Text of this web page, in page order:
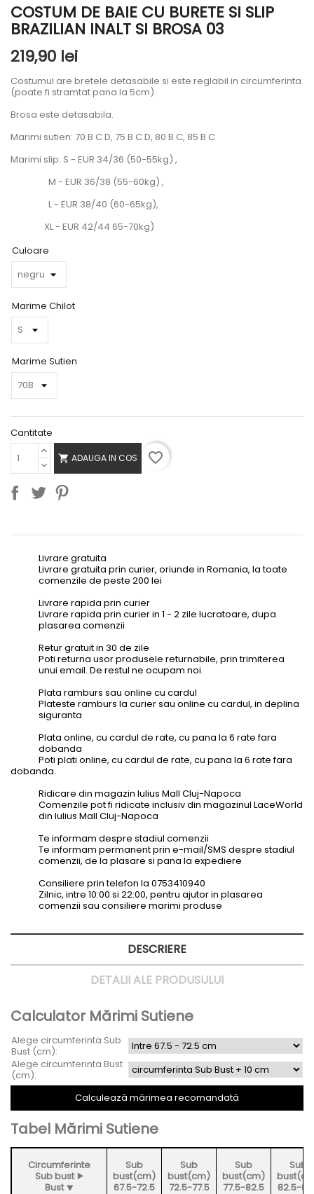
COSTUM DE BAIE CU BURETE SI SLIP
BRAZILIAN INALT SI BROSA 03
219,90 lei
Costumul are bretele detasabile si este reglabil in circumferinta
(poate fi stramtat pana la 5cm).
Brosa este detasabila.
Marimi sutien: 70 B C D, 75 B C D, 80 B C, 85 B C
Marimi slip: S - EUR 34/36 (50-55kg) ,
M - EUR 36/38 (55-60kg) ,
L - EUR 38/40 (60-65kg),
XL - EUR 42/44 65-70kg)
Culoare
Marime Chilot
Marime Sutien
Cantitate
 ADAUGA IN COS favorite_border
Livrare gratuita
Livrare gratuita prin curier, oriunde in Romania, la toate
comenzile de peste 200 lei
Livrare rapida prin curier
Livrare rapida prin curier in 1 - 2 zile lucratoare, dupa
plasarea comenzii
Retur gratuit in 30 de zile
Poti returna usor produsele returnabile, prin trimiterea
unui email. De restul ne ocupam noi.
Plata ramburs sau online cu cardul
Plateste ramburs la curier sau online cu cardul, in deplina
siguranta
Plata online, cu cardul de rate, cu pana la 6 rate fara
dobanda
Poti plati online, cu cardul de rate, cu pana la 6 rate fara
dobanda.
Ridicare din magazin Iulius Mall Cluj-Napoca
Comenzile pot fi ridicate inclusiv din magazinul LaceWorld
din Iulius Mall Cluj-Napoca
Te informam despre stadiul comenzii
Te informam permanent prin e-mail/SMS despre stadiul
comenzii, de la plasare si pana la expediere
Consiliere prin telefon la 0753410940
Zilnic, intre 10:00 si 22:00, pentru ajutor in plasarea
comenzii sau consiliere marimi produse
DESCRIERE
DETALII ALE PRODUSULUI
Calculator Mărimi Sutiene
Alege circumferinta Sub
Bust (cm):
Alege circumferinta Bust
(cm):
Tabel Mărimi Sutiene
Circumferinte
Sub bust ⯈
Bust ⯆
Sub
bust(cm)
67.5-72.5
Sub
bust(cm)
72.5-77.5
Sub
bust(cm)
77.5-82.5
Sub
82.5-